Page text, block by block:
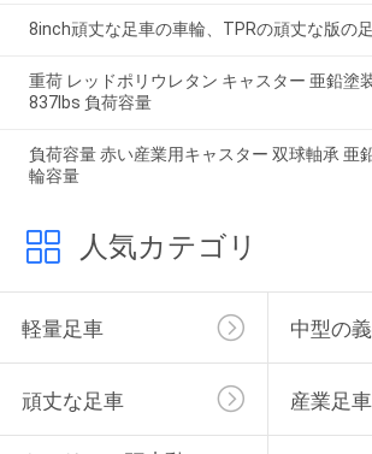
8inch頑丈な足車の車輪、TPRの頑丈な版の
重荷 レッドポリウレタン キャスター 亜鉛塗
837lbs 負荷容量
負荷容量 赤い産業用キャスター 双球軸承 亜
輪容量
人気カテゴリ
軽量足車 中型の
頑丈な足車 産業足車